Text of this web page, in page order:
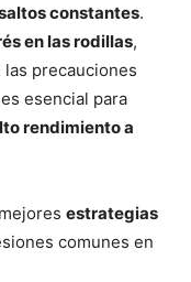
constantes.
en las rodillas,
precauciones
esencial para
rendimiento a
estrategias
comunes en